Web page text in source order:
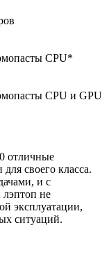
CPU*
CPU и GPU
отличные
своего класса.
и с
не
эксплуатации,
ситуаций.